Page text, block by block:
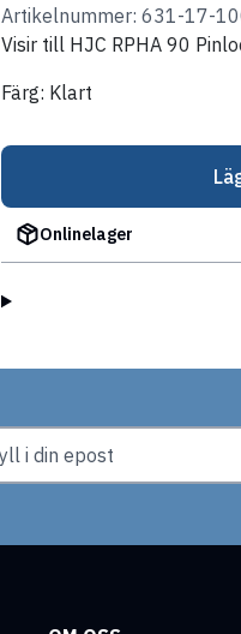
Artikelnummer: 631-17-
Visir till HJC RPHA 90
Färg: Klart
Onlinelager